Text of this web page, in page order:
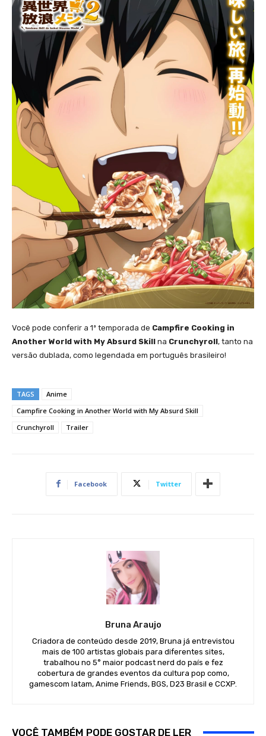
Você pode conferir a 1ª temporada de Campfire Cooking in
Another World with My Absurd Skill na Crunchyroll, tanto na
versão dublada, como legendada em português brasileiro!
TAGS
Anime
Campfire Cooking in Another World with My Absurd Skill
Crunchyroll
Trailer
Facebook Twitter
Bruna Araujo
Criadora de conteúdo desde 2019, Bruna já entrevistou
mais de 100 artistas globais para diferentes sites,
trabalhou no 5° maior podcast nerd do país e fez
cobertura de grandes eventos da cultura pop como,
gamescom latam, Anime Friends, BGS, D23 Brasil e CCXP.
VOCÊ TAMBÉM PODE GOSTAR DE LER